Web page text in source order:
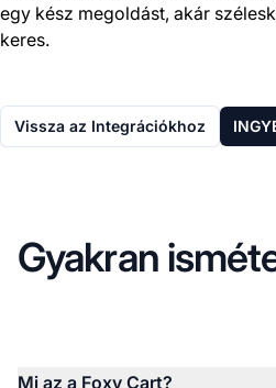
egy kész megoldást, akár
keres.
Vissza az Integrációkhoz
Gyakran
Mi az a Foxy Cart?